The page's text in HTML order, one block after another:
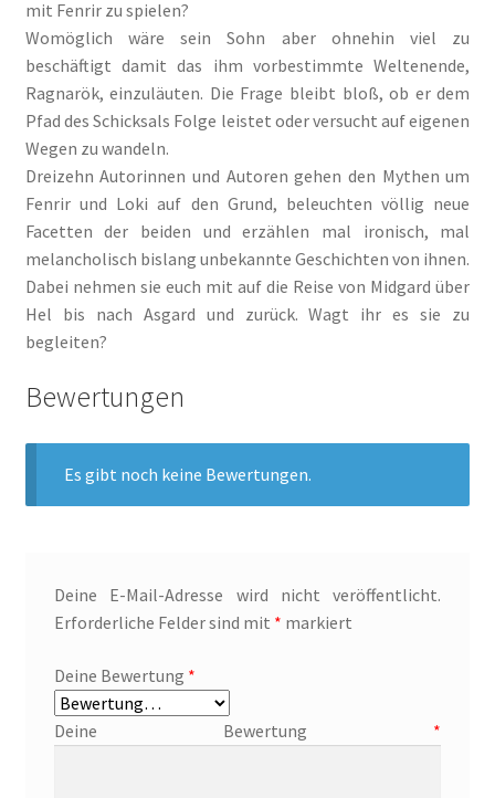
Forum
Gekoffert und Verschleppt
Gilbert Faunus – Im Schatten des Zweihorns
Im Schatten des Wolfsmondes – Der letzte Alpha
Impressum
Jamies Quest – Oben ist Unten
Kasse
Liebesromane
Lulea und ihre Vertrauten
mit Fenrir zu spielen?
Womöglich wäre sein Sohn aber ohnehin viel zu
beschäftigt damit das ihm vorbestimmte Weltenende,
Ragnarök, einzuläuten. Die Frage bleibt bloß, ob er dem
Pfad des Schicksals Folge leistet oder versucht auf eigenen
Wegen zu wandeln.
Dreizehn Autorinnen und Autoren gehen den Mythen um
Fenrir und Loki auf den Grund, beleuchten völlig neue
Facetten der beiden und erzählen mal ironisch, mal
melancholisch bislang unbekannte Geschichten von ihnen.
Dabei nehmen sie euch mit auf die Reise von Midgard über
Hel bis nach Asgard und zurück. Wagt ihr es sie zu
begleiten?
Bewertungen
Es gibt noch keine Bewertungen.
Deine E-Mail-Adresse wird nicht veröffentlicht.
Erforderliche Felder sind mit * markiert
Deine Bewertung *
Deine Bewertung *